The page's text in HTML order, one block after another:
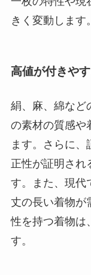
きく変動します。
高値が付きや
絹、麻、綿など
の素材の質感や
ます。さらに
正性が証明され
す。また、現代
丈の長い着物が
性を持つ着物は
す。